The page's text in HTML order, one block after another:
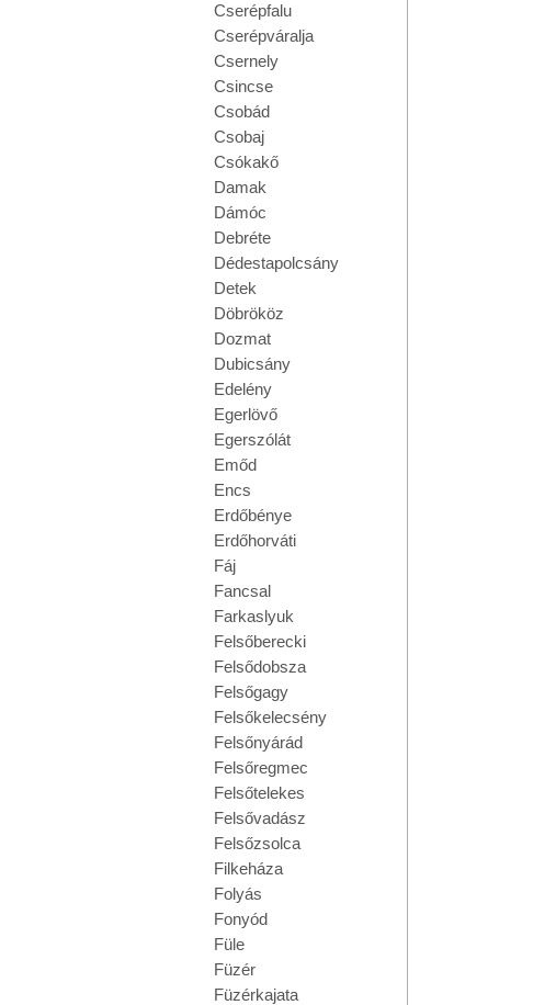
Cserépfalu
Cserépváralja
Csernely
Csincse
Csobád
Csobaj
Csókakő
Damak
Dámóc
Debréte
Dédestapolcsány
Detek
Döbrököz
Dozmat
Dubicsány
Edelény
Egerlövő
Egerszólát
Emőd
Encs
Erdőbénye
Erdőhorváti
Fáj
Fancsal
Farkaslyuk
Felsőberecki
Felsődobsza
Felsőgagy
Felsőkelecsény
Felsőnyárád
Felsőregmec
Felsőtelekes
Felsővadász
Felsőzsolca
Filkeháza
Folyás
Fonyód
Füle
Füzér
Füzérkajata